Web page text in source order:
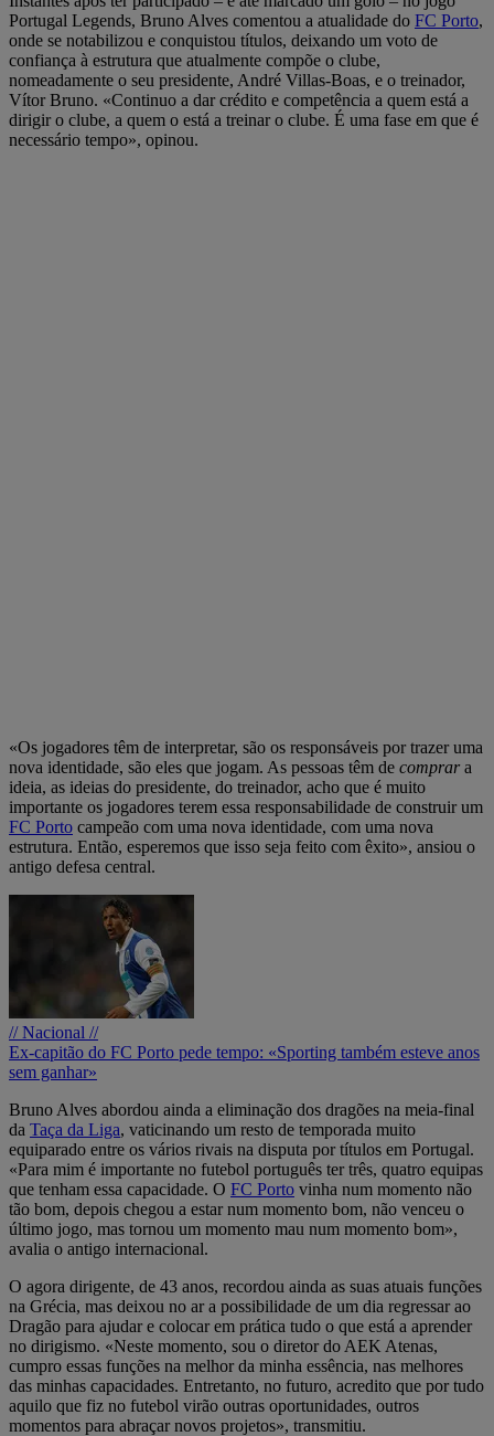
Portugal Legends, Bruno Alves comentou a atualidade do FC Porto,
onde se notabilizou e conquistou títulos, deixando um voto de
confiança à estrutura que atualmente compõe o clube,
nomeadamente o seu presidente, André Villas-Boas, e o treinador,
Vítor Bruno. «Continuo a dar crédito e competência a quem está a
dirigir o clube, a quem o está a treinar o clube. É uma fase em que é
necessário tempo», opinou.
«Os jogadores têm de interpretar, são os responsáveis por trazer uma
nova identidade, são eles que jogam. As pessoas têm de comprara
ideia, as ideias do presidente, do treinador, acho que é muito
importante os jogadores terem essa responsabilidade de construir um
FC Porto campeão com uma nova identidade, com uma nova
estrutura. Então, esperemos que isso seja feito com êxito», ansiou o
antigo defesa central.
// Nacional //
Ex-capitão do FC Porto pede tempo: «Sporting também esteve anos
sem ganhar»
Bruno Alves abordou ainda a eliminação dos dragões na meia-final
da Taça da Liga, vaticinando um resto de temporada muito
equiparado entre os vários rivais na disputa por títulos em Portugal.
«Para mim é importante no futebol português ter três, quatro equipas
que tenham essa capacidade. O FC Porto vinha num momento não
tão bom, depois chegou a estar num momento bom, não venceu o
último jogo, mas tornou um momento mau num momento bom»,
avalia o antigo internacional.
O agora dirigente, de 43 anos, recordou ainda as suas atuais funções
na Grécia, mas deixou no ar a possibilidade de um dia regressar ao
Dragão para ajudar e colocar em prática tudo o que está a aprender
no dirigismo. «Neste momento, sou o diretor do AEK Atenas,
cumpro essas funções na melhor da minha essência, nas melhores
das minhas capacidades. Entretanto, no futuro, acredito que por tudo
aquilo que fiz no futebol virão outras oportunidades, outros
momentos para abraçar novos projetos», transmitiu.